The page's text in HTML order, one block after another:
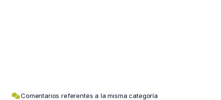
Comentarios referentes a la misma categoría